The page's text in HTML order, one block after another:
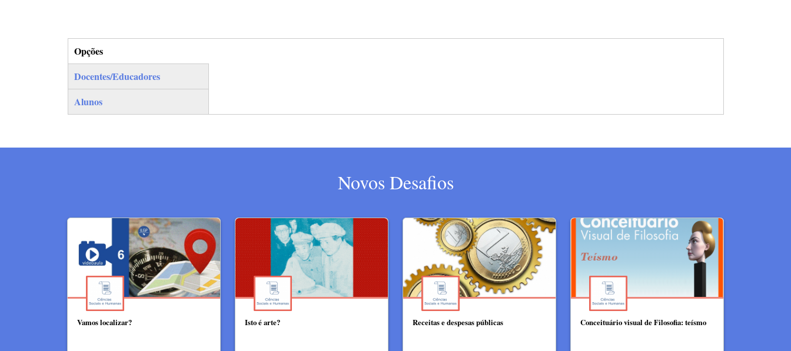
Opções
(separador ativo)
Docentes/Educadores
Alunos
Novos Desafios
Vamos localizar? Isto é arte? Receitas e despesas públicas​ Conceituário visual de Filosofia: teísmo